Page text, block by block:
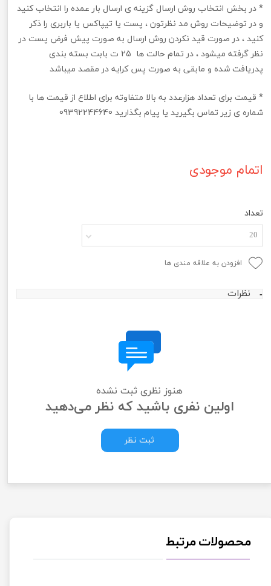
اتمام موجودی
* در بخش انتخاب روش ارسال گزینه ی ارسال بار عمده را انتخاب کنید
و در توضیحات روش مد نظرتون ، پست یا تیپاکس یا باربری را ذکر
کنید ، در صورت قید نکردن روش ارسال به صورت پیش فرض پست در
نظر گرفته میشود ، در تمام حالت ها 25 ت بابت بسته بندی
پدریافت شده و مابقی به صورت پس کرایه در مقصد میباشد
* قیمت برای تعداد هزارعدد به بالا متفاوته برای اطلاع از قیمت ها با
شماره ی زیر تماس بگیرید یا پیام بگذارید 09392244640
تعداد
20
افزودن به علاقه مندی ها
نظرات
هنوز نظری ثبت نشده
اولین نفری باشید که نظر می‌دهید
ثبت نظر
محصولات مرتبط